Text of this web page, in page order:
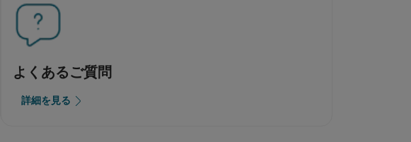
よくあるご質問
詳細を見る